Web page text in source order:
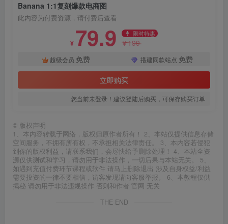
Banana 1:1复刻爆款电商图
此内容为付费资源，请付费后查看
¥ 79.9 限时特惠
¥199
超级会员 免费 搭建同款站点 免费
立即购买
您当前未登录！建议登陆后购买，可保存购买订单
© 版权声明
1、本内容转载于网络，版权归原作者所有！ 2、本站仅提供信息存储
空间服务，不拥有所有权，不承担相关法律责任。 3、本内容若侵犯
到你的版权利益，请联系我们，会尽快给予删除处理！ 4、本站全资
源仅供测试和学习，请勿用于非法操作，一切后果与本站无关。 5、
如遇到充值付费环节课程或软件 请马上删除退出 涉及自身权益/利益
需要投资的一律不要相信，访客发现请向客服举报。 6、本教程仅供
揭秘 请勿用于非法违规操作 否则和作者 官网 无关
THE END